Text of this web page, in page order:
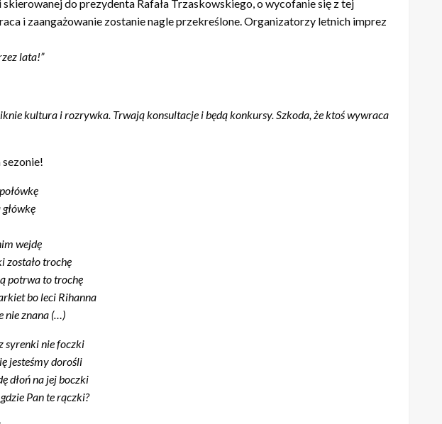
popalić (…)
tych
stolicy
stronie Wisły”
do prezydenta Rafała Trzaskowskiego, o wycofanie się z tej
i zaangażowanie zostanie nagle przekreślone. Organizatorzy letnich imprez
lata!”
kultura i rozrywka. Trwają konsultacje i będą konkursy. Szkoda, że ktoś wywraca
zostało trochę
potrwa to trochę
bo leci Rihanna
nie znana (…)